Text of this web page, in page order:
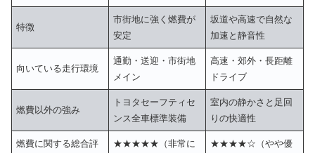
特徴
市街地に強く燃費が
安定
坂道や高速で自然な
加速と静音性
向いている走行環境
通勤・送迎・市街地
メイン
高速・郊外・長距離
ドライブ
燃費以外の強み
トヨタセーフティセ
ンス全車標準装備
室内の静かさと足回
りの快適性
燃費に関する総合評
★★★★★（非常に
★★★★☆（やや優